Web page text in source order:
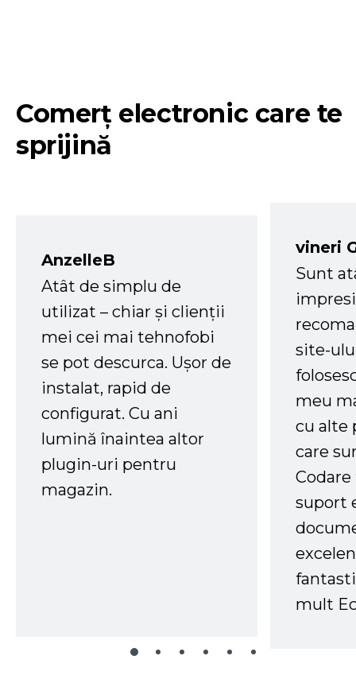
Comerț electronic care te
sprijină
AnzelleB
Atât de simplu de
utilizat – chiar și clienții
mei cei mai tehnofobi
se pot descurca. Ușor de
instalat, rapid de
configurat. Cu ani
lumină înaintea altor
plugin-uri pentru
magazin.
vineri
Sunt
site-
meu
cu alte
care
suport
mult